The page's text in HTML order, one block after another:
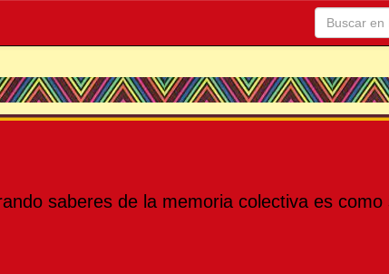
saberes de la memoria colectiva es